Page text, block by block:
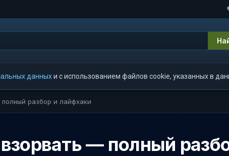
данныхи с использованием файлов cookie, указанных в
разбор и лайфхаки
— полный